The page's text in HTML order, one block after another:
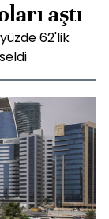
aştı
62'lik